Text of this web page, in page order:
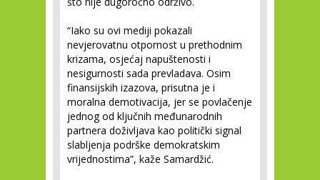
“Iako su ovi mediji pokazali
nevjerovatnu otpornost u prethodnim
krizama, osjećaj napuštenosti i
nesigurnosti sada prevladava. Osim
finansijskih izazova, prisutna je i
moralna demotivacija, jer se povlačenje
jednog od ključnih međunarodnih
partnera doživljava kao politički signal
slabljenja podrške demokratskim
vrijednostima”, kaže Samardžić.